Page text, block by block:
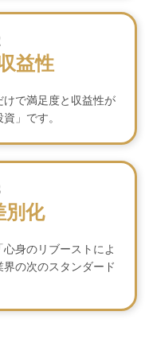
益性
けで満足度と収益性が
」です。
別化
身のリブーストによ
の次のスタンダード